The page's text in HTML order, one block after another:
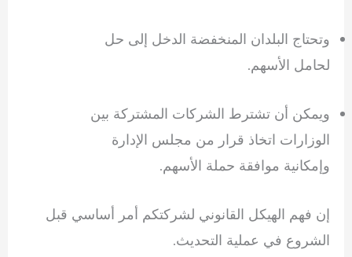
وتحتاج البلدان المنخفضة الدخل إلى حل
لحامل الأسهم.
ويمكن أن تشترط الشركات المشتركة بين
الوزارات اتخاذ قرار من مجلس الإدارة
وإمكانية موافقة حملة الأسهم.
إن فهم الهيكل القانوني لشركتكم أمر أساسي قبل
الشروع في عملية التحديث.